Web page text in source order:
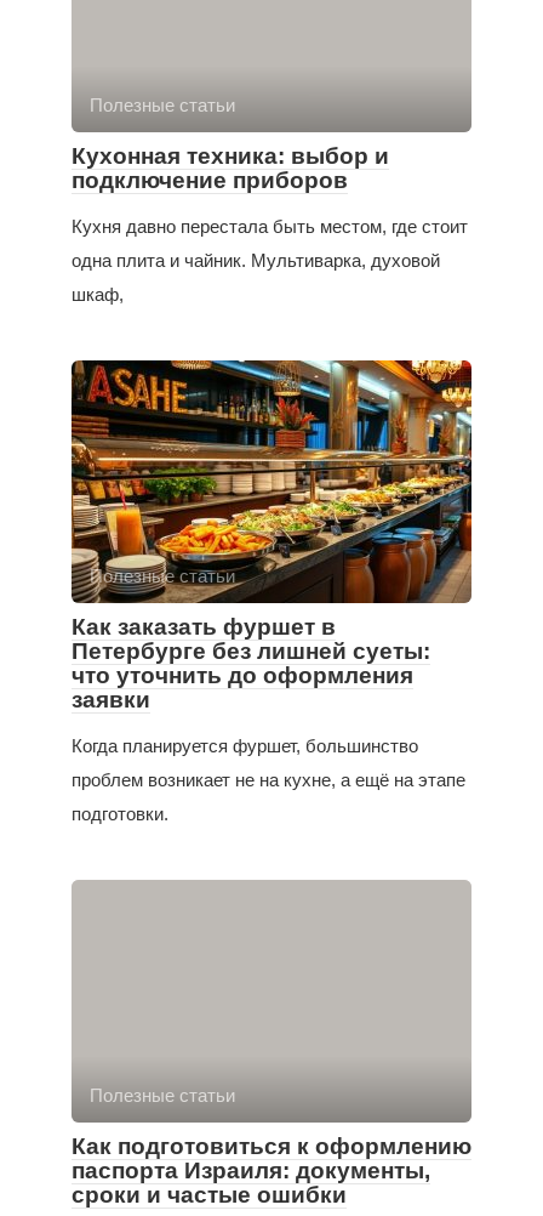
Полезные статьи
Кухонная техника: выбор и
подключение приборов
Кухня давно перестала быть местом, где стоит
одна плита и чайник. Мультиварка, духовой
шкаф,
Полезные статьи
Как заказать фуршет в
Петербурге без лишней суеты:
что уточнить до оформления
заявки
Когда планируется фуршет, большинство
проблем возникает не на кухне, а ещё на этапе
подготовки.
Полезные статьи
Как подготовиться к оформлению
паспорта Израиля: документы,
сроки и частые ошибки